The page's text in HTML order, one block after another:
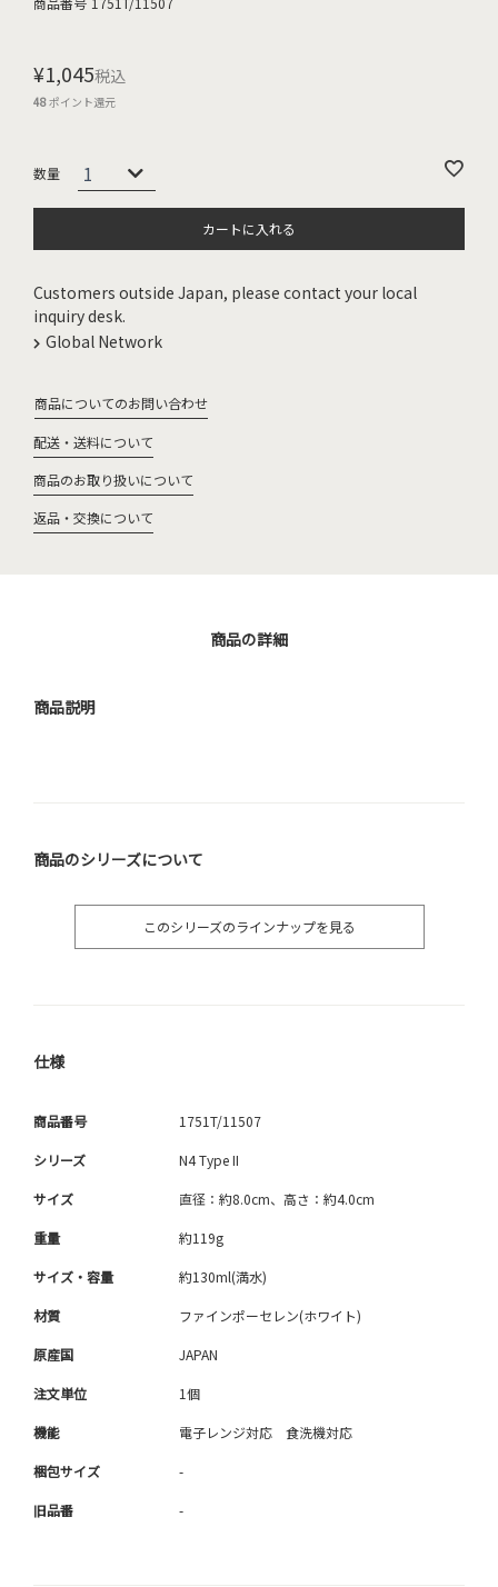
¥1,045税込
48ポイント還元
カートに入れる
Customers outside Japan, please contact your local
inquiry desk.
Global Network
商品についてのお問い合わせ
配送・送料について
商品のお取り扱いについて
返品・交換について
商品の詳細
商品説明
商品のシリーズについて
このシリーズのラインナップを見る
仕様
商品番号 1751T/11507
シリーズ N4 Type II
サイズ 直径：約8.0cm、高さ：約4.0cm
重量 約119g
サイズ・容量 約130ml(満水)
材質 ファインポーセレン(ホワイト)
原産国 JAPAN
注文単位 1個
機能 電子レンジ対応 食洗機対応
梱包サイズ -
旧品番 -